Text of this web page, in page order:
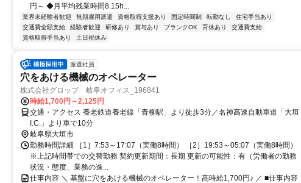
円～ ◆月平均残業時間8.15h...
業界未経験者歓迎 無期雇用派遣 資格取得支援あり 固定時間制 転勤なし
住宅手当あり
交通費全額支給
経験者歓迎 研修あり 賞与あり ブランクOK 育休あり
交通費支給
資格取得手当あり
土日祝休み
派遣社員
穴をあける機械のオペレーター
株式会社グロップ 岐阜オフィス_196841
時給1,700円～2,125円
交通・アクセス 養老鉄道養老線「青柳駅」より徒歩3分／名神高速自動車道「大垣
I.C.」より車で10分
岐阜県大垣市
勤務時間詳細 ［1］7:53～17:07（実働8時間） ［2］19:53～05:07（実働8時間）
※上記時間帯での交替勤務 契約更新期間：長期 更新の可能性：有（労働者の勤務
状況・態度、業務の進...
仕事内容 ＼ 基盤に穴をあける機械のオペレーター！高時給1,700円♪ ／ ■仕事内容